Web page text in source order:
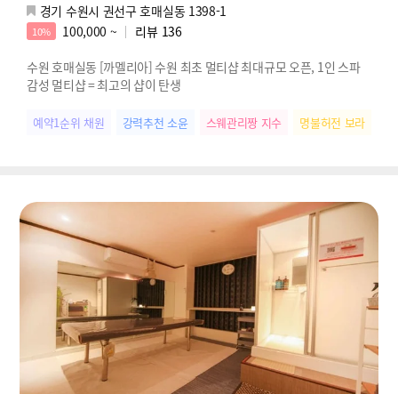
경기 수원시 권선구 호매실동 1398-1
10% 100,000 ~ 리뷰 136
수원 호매실동 [까멜리아] 수원 최초 멀티샵 최대규모 오픈, 1인 스파
감성 멀티샵 = 최고의 샵이 탄생
예약1순위 채원 강력추천 소윤 스웨관리짱 지수 명불허전 보라